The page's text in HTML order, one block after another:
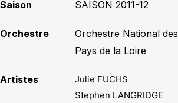
Saison SAISON 2011-12
Orchestre
Orchestre National des
Pays de la Loire
Artistes
Julie FUCHS
Stephen LANGRIDGE